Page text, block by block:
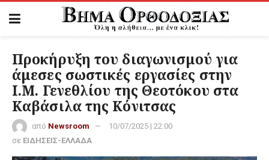
Προκήρυξη του διαγωνισμού για
άμεσες σωστικές εργασίες στην
Ι.Μ. Γενεθλίου της Θεοτόκου στα
Καβάσιλα της Κόνιτσας
από Newsroom
10/07/2025 | 22:00
σε ΕΙΔΗΣΕΙΣ-ΕΛΛΑΔΑ